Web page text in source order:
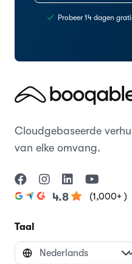
Probeer 14 dagen
Cloudgebaseerde
van elke omvang.
4.8 (1,000+ )
Taal